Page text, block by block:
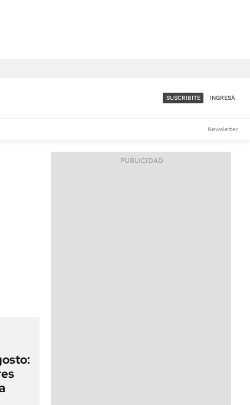
ACCESO FULL - $1.800/MES
SUSCRIBITE INGRESÁ
Newsletter